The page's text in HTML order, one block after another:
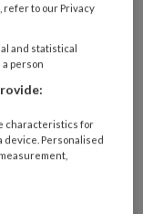
refer to our Privacy
and statistical
a person
characteristics for
device. Personalised